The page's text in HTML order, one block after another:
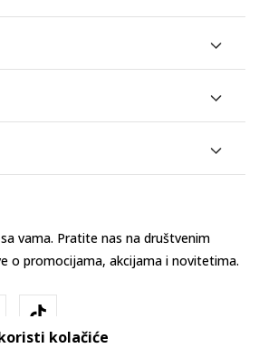
vama. Pratite nas na društvenim
o promocijama, akcijama i novitetima.
kolačiće